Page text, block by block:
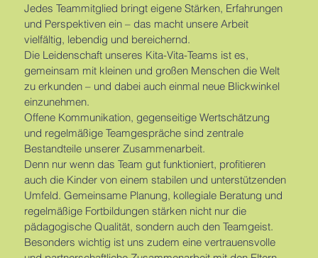
Jedes Teammitglied bringt eigene Stärken, Erfahrungen
und Perspektiven ein – das macht unsere Arbeit
vielfältig, lebendig und bereichernd.
Die Leidenschaft unseres Kita-Vita-Teams ist es,
gemeinsam mit kleinen und großen Menschen die Welt
zu erkunden – und dabei auch einmal neue Blickwinkel
einzunehmen.
Offene Kommunikation, gegenseitige Wertschätzung
und regelmäßige Teamgespräche sind zentrale
Bestandteile unserer Zusammenarbeit.
Denn nur wenn das Team gut funktioniert, profitieren
auch die Kinder von einem stabilen und unterstützenden
Umfeld. Gemeinsame Planung, kollegiale Beratung und
regelmäßige Fortbildungen stärken nicht nur die
pädagogische Qualität, sondern auch den Teamgeist.
Besonders wichtig ist uns zudem eine vertrauensvolle